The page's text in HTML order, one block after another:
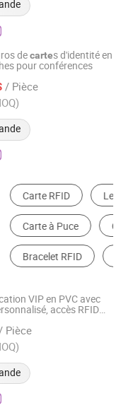
decartes d'identité en
pour conférences
/ Pièce
2023
Carte de Contrôle d'Accès
VIP en PVC avec
accès RFID
/ Pièce
2023